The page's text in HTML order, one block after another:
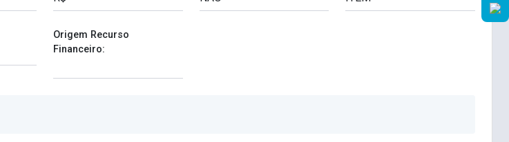
Origem Recurso
Financeiro: